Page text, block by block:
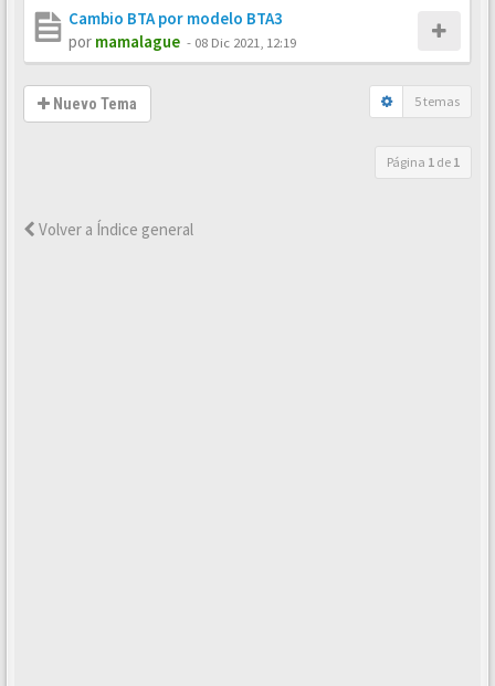
Cambio BTA por modelo BTA3
por mamalague - 08 Dic 2021, 12:19
Nuevo Tema 5 temas
Página 1 de 1
Volver a Índice general